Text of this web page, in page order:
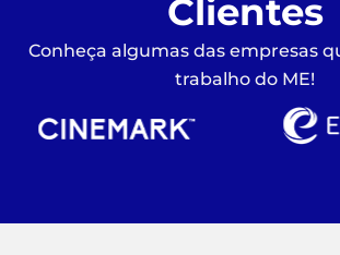
Clientes
Conheça algumas das empresas
trabalho do ME!